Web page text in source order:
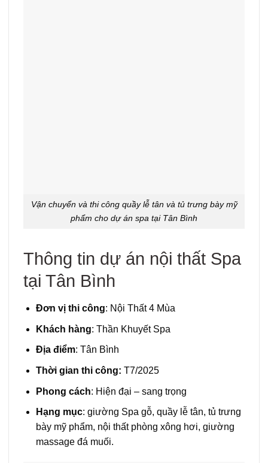
Vận chuyển và thi công quầy lễ tân và tủ trưng bày mỹ
phẩm cho dự án spa tại Tân Bình
Thông tin dự án nội thất Spa
tại Tân Bình
Đơn vị thi công: Nội Thất 4 Mùa
Khách hàng: Thần Khuyết Spa
Địa điểm: Tân Bình
Thời gian thi công: T7/2025
Phong cách: Hiện đại – sang trọng
Hạng mục: giường Spa gỗ, quầy lễ tân, tủ trưng
bày mỹ phẩm, nội thất phòng xông hơi, giường
massage đá muối.